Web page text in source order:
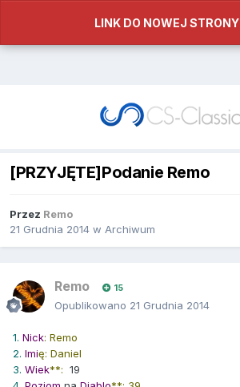
LINK DO NOWEJ STRONY
[PRZYJĘTE]Podanie Remo
Przez Remo
21 Grudnia 2014 w Archiwum
Remo 15
Opublikowano 21 Grudnia 2014
1. Nick: Remo
2. Imię: Daniel
3. Wiek**: 19